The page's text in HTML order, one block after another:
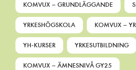
KOMVUX – GRUNDLÄGGANDE
YRKESHÖGSKOLA KOMVUX –
YH-KURSER YRKESUTBILDNING
KOMVUX – ÄMNESNIVÅ GY25